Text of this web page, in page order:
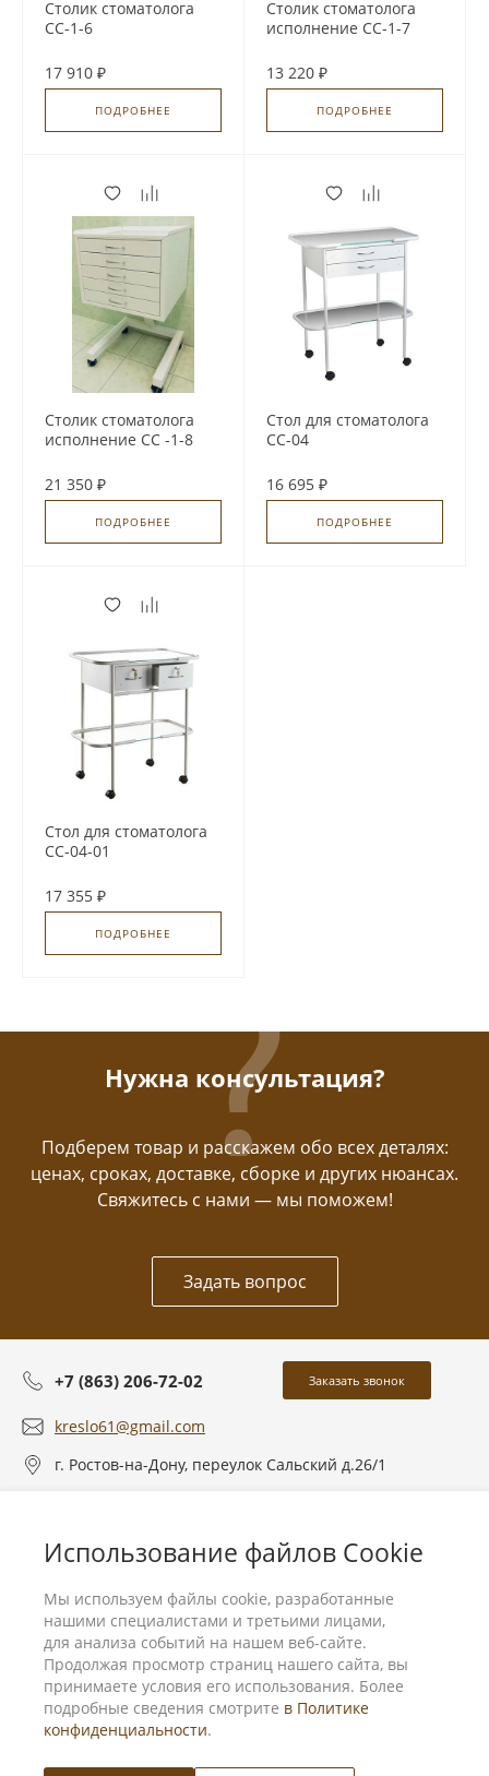
Использование файлов Cookie
Мы используем файлы cookie, разработанные
нашими специалистами и третьими лицами,
для анализа событий на нашем веб-сайте.
Продолжая просмотр страниц нашего сайта, вы
принимаете условия его использования. Более
подробные сведения смотрите в Политике
конфиденциальности.
Столик стоматолога
СС-1-6
17 910 ₽
ПОДРОБНЕЕ
Столик стоматолога
исполнение СС-1-7
13 220 ₽
ПОДРОБНЕЕ
Столик стоматолога
исполнение СС -1-8
21 350 ₽
ПОДРОБНЕЕ
Стол для стоматолога
СС-04
16 695 ₽
ПОДРОБНЕЕ
Стол для стоматолога
СС-04-01
17 355 ₽
ПОДРОБНЕЕ
Нужна консультация?
Подберем товар и расскажем обо всех деталях:
ценах, сроках, доставке, сборке и других нюансах.
Свяжитесь с нами — мы поможем!
Задать вопрос
+7 (863) 206-72-02 Заказать звонок
kreslo61@gmail.com
г. Ростов-на-Дону, переулок Сальский д.26/1
Услуги